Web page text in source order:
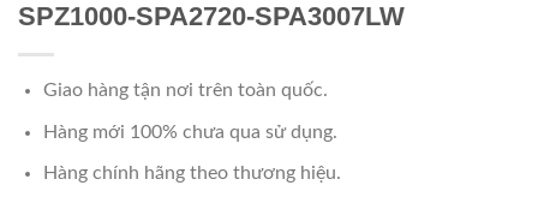
SPZ1000-SPA2720-SPA3007LW
Giao hàng tận nơi trên toàn quốc.
Hàng mới 100% chưa qua sử dụng.
Hàng chính hãng theo thương hiệu.